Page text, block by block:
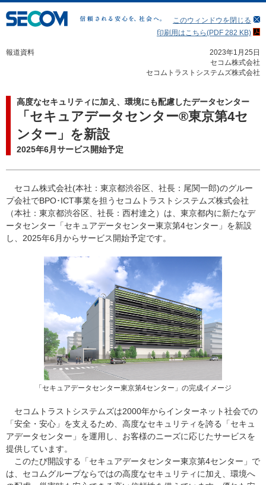
このウィンドウを閉じる
印刷用はこちら(PDF 282 KB)
報道資料
2023年1月25日
セコム株式会社
セコムトラストシステムズ株式会社
高度なセキュリティに加え、環境にも配慮したデータセンター
「セキュアデータセンター®東京第4セ
ンター」を新設
2025年6月サービス開始予定
セコム株式会社(本社：東京都渋谷区、社長：尾関一郎)のグルー
プ会社でBPO･ICT事業を担うセコムトラストシステムズ株式会社
（本社：東京都渋谷区、社長：西村達之）は、東京都内に新たなデ
ータセンター「セキュアデータセンター東京第4センター」を新設
し、2025年6月からサービス開始予定です。
「セキュアデータセンター東京第4センター」の完成イメージ
セコムトラストシステムズは2000年からインターネット社会での
「安全・安心」を支えるため、高度なセキュリティを誇る「セキュ
アデータセンター」を運用し、お客様のニーズに応じたサービスを
提供しています。
このたび開設する「セキュアデータセンター東京第4センター」で
は、セコムグループならではの高度なセキュリティに加え、環境へ